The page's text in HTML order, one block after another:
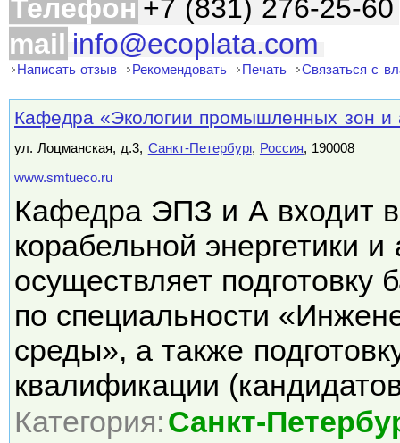
Телефон +7 (831) 276-25-60
mail info@ecoplata.com
Написать отзыв Рекомендовать Печать Связаться с
Кафедра «Экологии промышленных зон
ул. Лоцманская, д.3, Санкт-Петербург, Россия, 190008
www.smtueco.ru
Кафедра ЭПЗ и А входит в
корабельной энергетики
осуществляет подготовку
по специальности
среды», а также
квалификации
Категория:Санкт-